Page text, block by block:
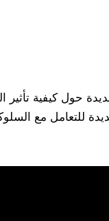
حول كيفية تأثير
للتعامل مع